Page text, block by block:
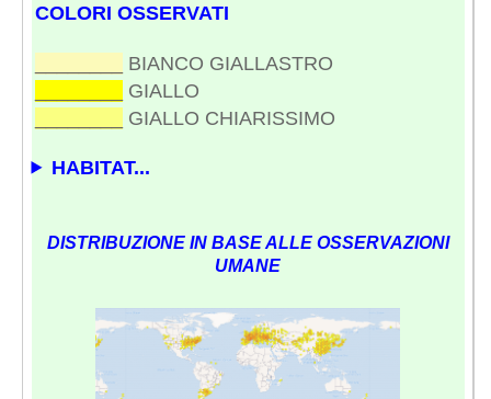
COLORI OSSERVATI
BIANCO GIALLASTRO
GIALLO
GIALLO CHIARISSIMO
HABITAT...
DISTRIBUZIONE IN BASE ALLE OSSERVAZIONI
UMANE